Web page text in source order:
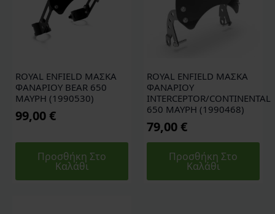
ROYAL ENFIELD ΜΑΣΚΑ
ΦΑΝΑΡΙΟΥ BEAR 650
ΜΑΥΡΗ (1990530)
99,00 €
Προσθήκη Στο
Καλάθι
ROYAL ENFIELD ΜΑΣΚΑ
ΦΑΝΑΡΙΟΥ
INTERCEPTOR/CONTINENTAL
650 ΜΑΥΡΗ (1990468)
79,00 €
Προσθήκη Στο
Καλάθι